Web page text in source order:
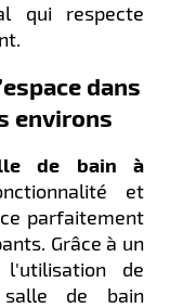
qui respecte
dans
environs
de bain à
et
parfaitement
Grâce à un
de
salle de bain